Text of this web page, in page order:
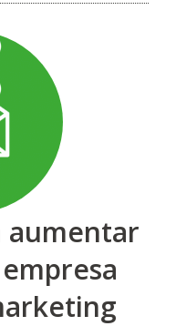
aumentar